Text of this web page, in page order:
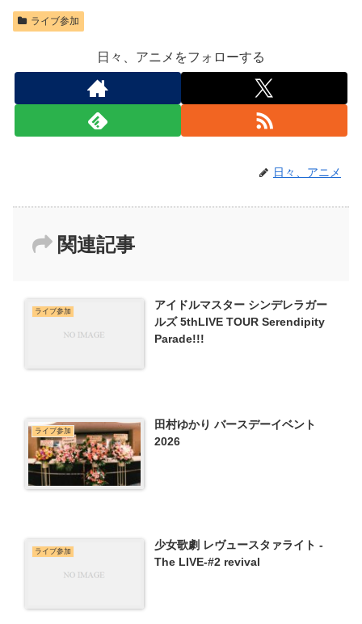
ライブ参加
日々、アニメをフォローする
日々、アニメ
関連記事
ライブ参加
アイドルマスター シンデレラガー
ルズ 5thLIVE TOUR Serendipity
Parade!!!
ライブ参加
田村ゆかり バースデーイベント
2026
ライブ参加
少女歌劇 レヴュースタァライト -
The LIVE-#2 revival